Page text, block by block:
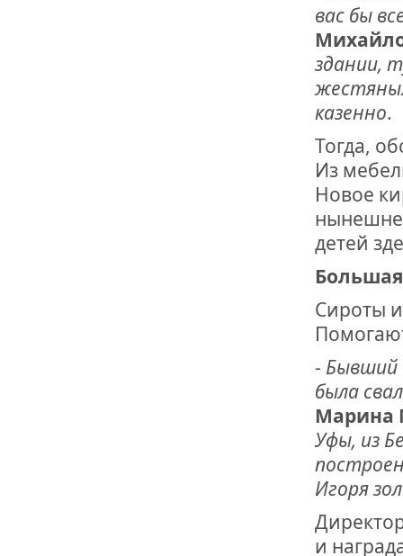
вас бы
здании,
казенно.
Тогда,
Из
Новое
детей
Сироты
- Бывший
была
Марина
Уфы, из
Игоря
и